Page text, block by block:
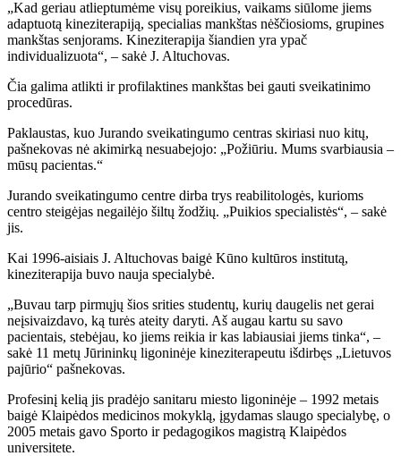
„Kad geriau atlieptumėme visų poreikius, vaikams siūlome jiems
adaptuotą kineziterapiją, specialias mankštas nėščiosioms, grupines
mankštas senjorams. Kineziterapija šiandien yra ypač
individualizuota“, – sakė J. Altuchovas.
Čia galima atlikti ir profilaktines mankštas bei gauti sveikatinimo
procedūras.
Paklaustas, kuo Jurando sveikatingumo centras skiriasi nuo kitų,
pašnekovas nė akimirką nesuabejojo: „Požiūriu. Mums svarbiausia –
mūsų pacientas.“
Jurando sveikatingumo centre dirba trys reabilitologės, kurioms
centro steigėjas negailėjo šiltų žodžių. „Puikios specialistės“, – sakė
jis.
Kai 1996-aisiais J. Altuchovas baigė Kūno kultūros institutą,
kineziterapija buvo nauja specialybė.
„Buvau tarp pirmųjų šios srities studentų, kurių daugelis net gerai
neįsivaizdavo, ką turės ateity daryti. Aš augau kartu su savo
pacientais, stebėjau, ko jiems reikia ir kas labiausiai jiems tinka“, –
sakė 11 metų Jūrininkų ligoninėje kineziterapeutu išdirbęs „Lietuvos
pajūrio“ pašnekovas.
Profesinį kelią jis pradėjo sanitaru miesto ligoninėje – 1992 metais
baigė Klaipėdos medicinos mokyklą, įgydamas slaugo specialybę, o
2005 metais gavo Sporto ir pedagogikos magistrą Klaipėdos
universitete.